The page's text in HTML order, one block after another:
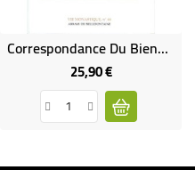
Correspondance Du Bienheureux M.-J. Cassant (Occasion)
25,90 €Prix